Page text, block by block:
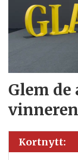
Glem de
vinneren
Kortnytt: